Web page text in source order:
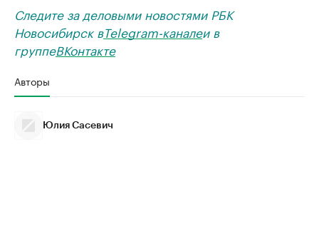
Следите за деловыми новостями РБК
Новосибирск вTelegram-каналеи в
группеВКонтакте
Авторы
Юлия Сасевич